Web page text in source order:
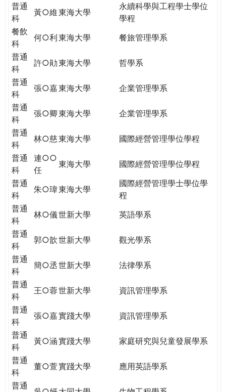
普通
科
黃○維東海大學
永續科學與工程學士學位
學程
餐飲
科
何○利東海大學
餐旅管理學系
普通
科
許○勛東海大學
哲學系
普通
科
張○嘉東海大學
企業管理學系
普通
科
張○卿東海大學
企業管理學系
普通
科
林○慈東海大學
國際經營管理學位學程
普通
科
連○○
任
東海大學
國際經營管理學位學程
普通
科
朱○瑋東海大學
國際經營管理學士學位學
程
普通
科
林○儀世新大學
英語學系
普通
科
郭○歆世新大學
觀光學系
普通
科
簡○丞世新大學
法律學系
普通
科
王○蓉世新大學
資訊管理學系
普通
科
張○嘉實踐大學
資訊管理學系
普通
科
黃○涵實踐大學
家庭研究與兒童發展學系
普通
科
董○萱實踐大學
應用英語學系
普通